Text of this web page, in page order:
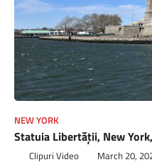
NEW YORK
Statuia Libertății, New
Clipuri Video March 20,